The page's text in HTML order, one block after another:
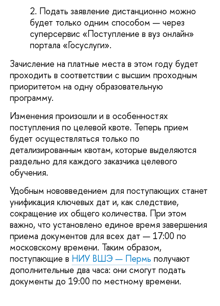
Подать заявление дистанционно можно
будет только одним способом — через
суперсервис «Поступление в вуз онлайн»
портала «Госуслуги».
Зачисление на платные места в этом году будет
проходить в соответствии с высшим проходным
приоритетом на одну образовательную
программу.
Изменения произошли и в особенностях
поступления по целевой квоте. Теперь прием
будет осуществляться только по
детализированным квотам, которые выделяются
раздельно для каждого заказчика целевого
обучения.
Удобным нововведением для поступающих станет
унификация ключевых дат и, как следствие,
сокращение их общего количества. При этом
важно, что установлено единое время завершения
приема документов для всех дат — 17:00 по
московскому времени. Таким образом,
поступающие в НИУ ВШЭ — Пермь получают
дополнительные два часа: они смогут подать
документы до 19:00 по местному времени.